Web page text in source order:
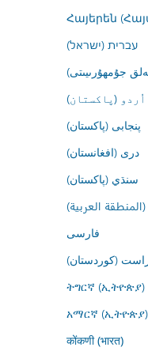
Հայերեն
עברית (ישראל)
جۇمھۇرىيىتى)
اُردو (پاکستان)
پنجابی (پاکستان)
درى (افغانستان)
سنڌي (پاکستان)
العربية)
فارسى
(کوردستان)
ትግርኛ (ኢትዮጵያ)
አማርኛ (ኢትዮጵያ)
कोंकणी (भारत)